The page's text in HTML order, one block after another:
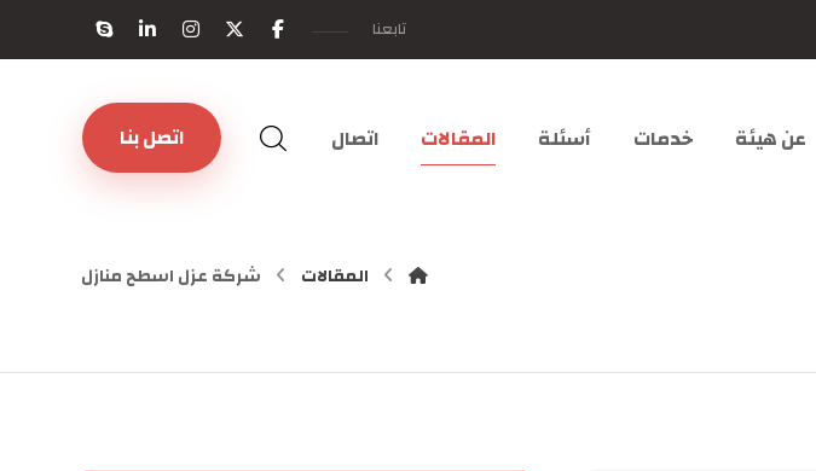
تابعنا
اتصل بنا عن هيئة خدمات أسئلة المقالات اتصال
المقالات شركة عزل اسطح منازل